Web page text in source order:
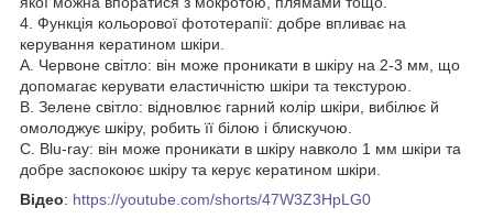
4. Функція кольорової фототерапії: добре впливає на
керування кератином шкіри.
A. Червоне світло: він може проникати в шкіру на 2-3 мм, що
допомагає керувати еластичністю шкіри та текстурою.
B. Зелене світло: відновлює гарний колір шкіри, вибілює й
омолоджує шкіру, робить її білою і блискучою.
C. Blu-ray: він може проникати в шкіру навколо 1 мм шкіри та
добре заспокоює шкіру та керує кератином шкіри.
Відео: https://youtube.com/shorts/47W3Z3HpLG0